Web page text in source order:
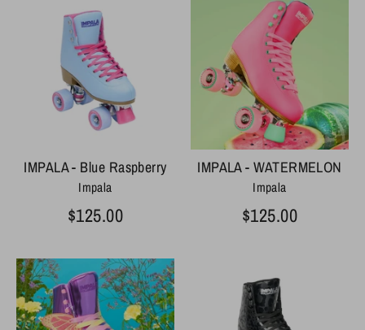
IMPALA - Blue Raspberry
Impala
$125.00
IMPALA - WATERMELON
Impala
$125.00